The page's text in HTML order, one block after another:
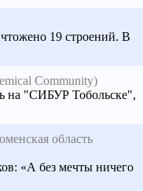
19 строений. В
Community)
на "СИБУР Тобольске",
область
«А без мечты ничего